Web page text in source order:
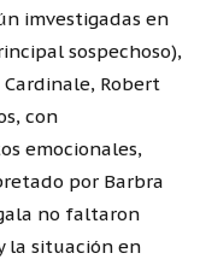
imvestigadas en
sospechoso),
Robert
con
emocionales,
por Barbra
no faltaron
la situación en